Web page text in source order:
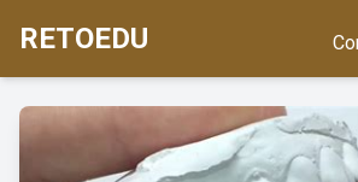
RETOEDU